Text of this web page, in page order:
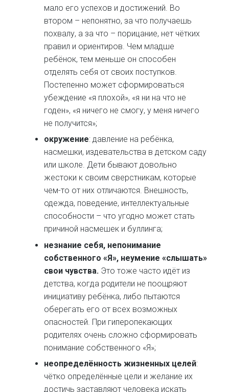
мало его успехов и достижений. Во
втором – непонятно, за что получаешь
похвалу, а за что – порицание, нет чётких
правил и ориентиров. Чем младше
ребёнок, тем меньше он способен
отделять себя от своих поступков.
Постепенно может сформироваться
убеждение «я плохой», «я ни на что не
годен», «я ничего не смогу, у меня ничего
не получится»;
окружение: давление на ребёнка,
насмешки, издевательства в детском саду
или школе. Дети бывают довольно
жестоки к своим сверстникам, которые
чем-то от них отличаются. Внешность,
одежда, поведение, интеллектуальные
способности – что угодно может стать
причиной насмешек и буллинга;
незнание себя, непонимание
собственного «Я», неумение «слышать»
свои чувства. Это тоже часто идёт из
детства, когда родители не поощряют
инициативу ребёнка, либо пытаются
оберегать его от всех возможных
опасностей. При гиперопекающих
родителях очень сложно сформировать
понимание собственного «Я»;
неопределённость жизненных целей:
чётко определённые цели и желание их
достичь заставляют человека искать